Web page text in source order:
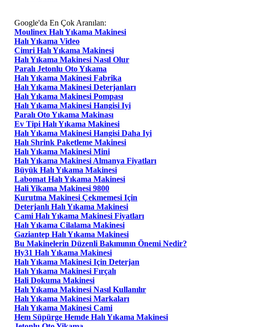
Google'da En Çok Aranılan:
Moulinex Halı Yıkama Makinesi
Halı Yıkama Video
Cimri Halı Yıkama Makinesi
Halı Yıkama Makinesi Nasıl Olur
Paralı Jetonlu Oto Yıkama
Halı Yıkama Makinesi Fabrika
Halı Yıkama Makinesi Deterjanları
Halı Yıkama Makinesi Pompası
Halı Yıkama Makinesi Hangisi Iyi
Paralı Oto Yıkama Makinası
Ev Tipi Halı Yıkama Makinesi
Halı Yıkama Makinesi Hangisi Daha Iyi
Halı Shrink Paketleme Makinesi
Halı Yıkama Makinesi Mini
Halı Yıkama Makinesi Almanya Fiyatları
Büyük Halı Yıkama Makinesi
Labomat Halı Yıkama Makinesi
Hali Yikama Makinesi 9800
Kurutma Makinesi Çekmemesi Için
Deterjanlı Halı Yıkama Makinesi
Cami Halı Yıkama Makinesi Fiyatları
Halı Yıkama Cilalama Makinesi
Gaziantep Halı Yıkama Makinesi
Bu Makinelerin Düzenli Bakımının Önemi Nedir?
Hy31 Halı Yıkama Makinesi
Halı Yıkama Makinesi Için Deterjan
Halı Yıkama Makinesi Fırçalı
Hali Dokuma Makinesi
Halı Yıkama Makinesi Nasıl Kullanılır
Halı Yıkama Makinesi Markaları
Halı Yıkama Makinesi Cami
Hem Süpürge Hemde Halı Yıkama Makinesi